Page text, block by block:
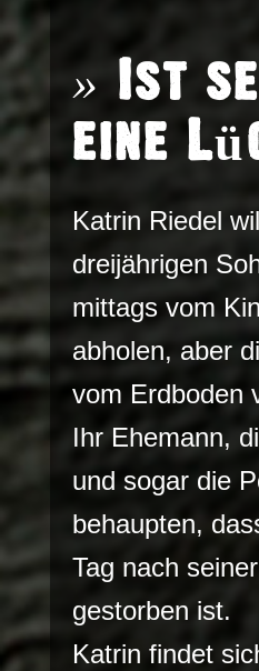
» Ist
eine
Katrin Riedel
dreijährigen
mittags vom
abholen, aber
vom Erdboden
Ihr Ehemann,
und sogar die
behaupten,
Tag nach
gestorben ist.
Katrin findet